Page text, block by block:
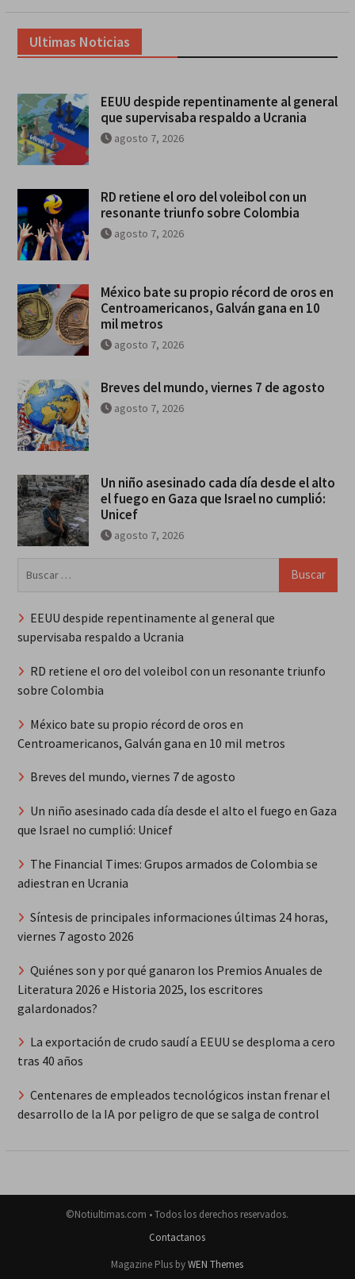
Ultimas Noticias
EEUU despide repentinamente al general
que supervisaba respaldo a Ucrania
agosto 7, 2026
RD retiene el oro del voleibol con un
resonante triunfo sobre Colombia
agosto 7, 2026
México bate su propio récord de oros en
Centroamericanos, Galván gana en 10
mil metros
agosto 7, 2026
Breves del mundo, viernes 7 de agosto
agosto 7, 2026
Un niño asesinado cada día desde el alto
el fuego en Gaza que Israel no cumplió:
Unicef
agosto 7, 2026
EEUU despide repentinamente al general que
supervisaba respaldo a Ucrania
RD retiene el oro del voleibol con un resonante triunfo
sobre Colombia
México bate su propio récord de oros en
Centroamericanos, Galván gana en 10 mil metros
Breves del mundo, viernes 7 de agosto
Un niño asesinado cada día desde el alto el fuego en Gaza
que Israel no cumplió: Unicef
The Financial Times: Grupos armados de Colombia se
adiestran en Ucrania
Síntesis de principales informaciones últimas 24 horas,
viernes 7 agosto 2026
Quiénes son y por qué ganaron los Premios Anuales de
Literatura 2026 e Historia 2025, los escritores
galardonados?
La exportación de crudo saudí a EEUU se desploma a cero
tras 40 años
Centenares de empleados tecnológicos instan frenar el
desarrollo de la IA por peligro de que se salga de control
©Notiultimas.com • Todos los derechos reservados.
Contactanos
Magazine Plus byWEN Themes